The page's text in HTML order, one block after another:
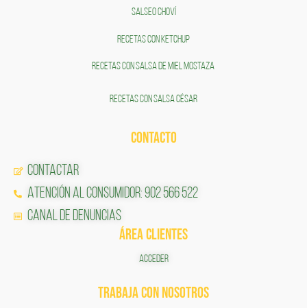
SALSEO CHOVÍ
RECETAS CON KETCHUP
RECETAS CON SALSA DE MIEL MOSTAZA
RECETAS CON SALSA CÉSAR
CONTACTO
Contactar
Atención al Consumidor: 902 566 522
Canal de Denuncias
ÁREA CLIENTES
ACCEDER
TRABAJA CON NOSOTROS